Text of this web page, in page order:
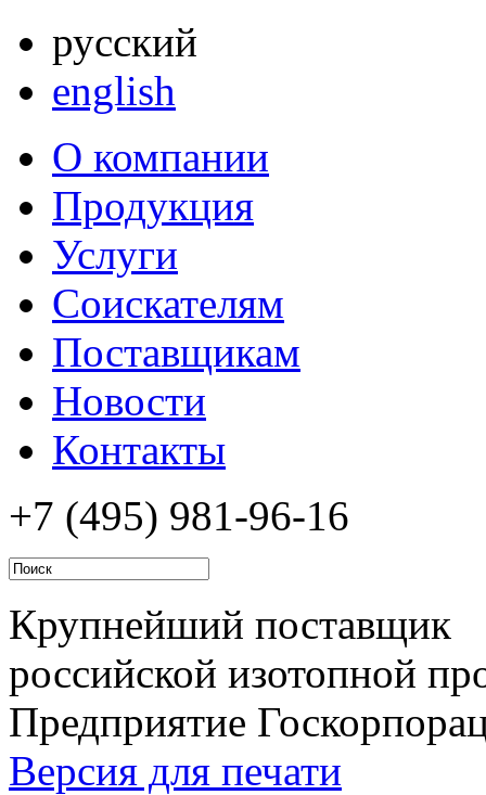
русский
english
О компании
Продукция
Услуги
Соискателям
Поставщикам
Новости
Контакты
+7 (495) 981-96-16
Крупнейший поставщик
российской изотопной
Предприятие
Версия для печати